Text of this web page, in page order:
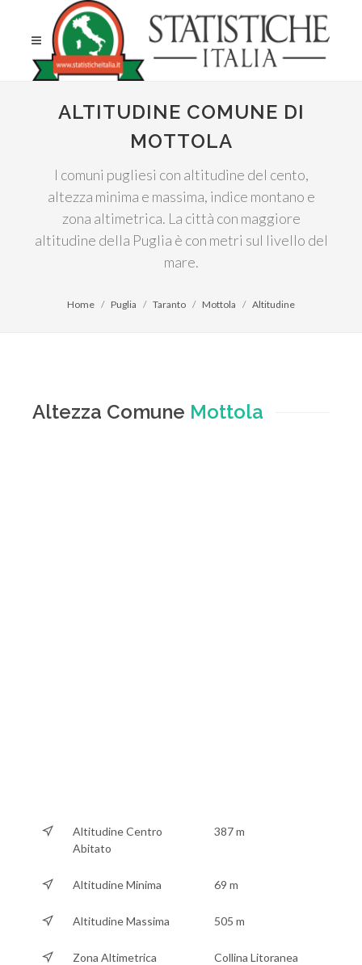
ALTITUDINE COMUNE DI
MOTTOLA
I comuni pugliesi con altitudine del cento,
altezza minima e massima, indice montano e
zona altimetrica. La città con maggiore
altitudine della Puglia è con metri sul livello del
mare.
Home Puglia Taranto Mottola Altitudine
Altezza Comune Mottola
Altitudine Centro
Abitato
387 m
Altitudine Minima 69 m
Altitudine Massima 505 m
Zona Altimetrica Collina Litoranea